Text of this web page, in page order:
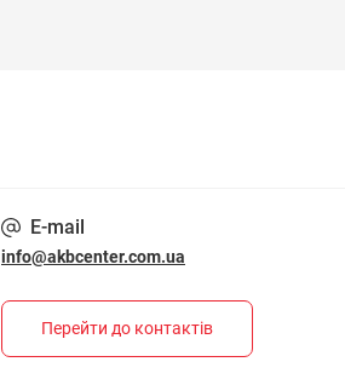
E-mail
info@akbcenter.com.ua
Перейти до контактів